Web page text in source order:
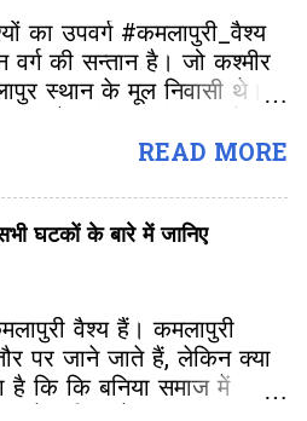
का उपवर्ग #कमलापुरी_वैश्य
वर्ग की सन्तान है। जो कश्मीर
स्थान के मूल निवासी थे।
था। इसका वर्णन 12वीं शताब्दी में
इतिहास ग्रन्थ राजतरंगिनी
के मूल निवासी होने के
उपवर्ग कमलापुरी के नाम से
READ MORE
घटकों के बारे में जानिए
वैश्य हैं। कमलापुरी
पर जाने जाते हैं, लेकिन क्या
है कि कि बनिया समाज में